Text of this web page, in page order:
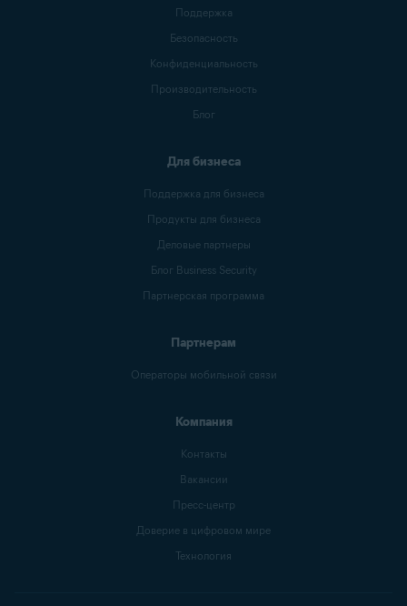
Поддержка
Безопасность
Конфиденциальность
Производительность
Блог
Для бизнеса
Поддержка для бизнеса
Продукты для бизнеса
Деловые партнеры
Блог Business Security
Партнерская программа
Партнерам
Операторы мобильной связи
Компания
Контакты
Вакансии
Пресс-центр
Доверие в цифровом мире
Технология